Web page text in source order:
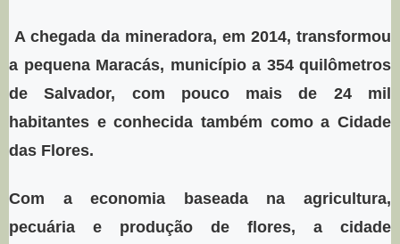
A chegada da mineradora, em 2014, transformou
a pequena Maracás, município a 354 quilômetros
de Salvador, com pouco mais de 24 mil
habitantes e conhecida também como a Cidade
das Flores.
Com a economia baseada na agricultura,
pecuária e produção de flores, a cidade